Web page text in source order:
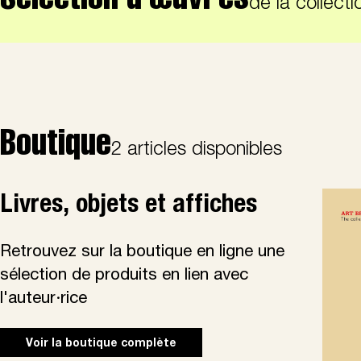
de la
Boutique2 articles disponibles
Livres, objets et affiches
Retrouvez sur la boutique en ligne une
sélection de produits en lien avec
l'auteur·rice
Voir la boutique complète